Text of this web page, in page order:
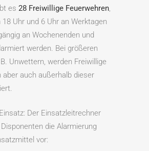
es 28 Freiwillige Feuerwehren,
Uhr und 6 Uhr an Werktagen
an Wochenenden und
werden. Bei größeren
Unwettern, werden Freiwillige
aber auch außerhalb dieser
Der Einsatzleitrechner
die Alarmierung
vor: